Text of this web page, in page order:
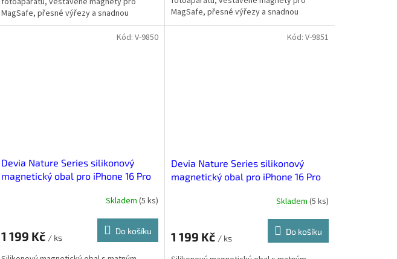
MagSafe, přesné výřezy a snadnou
manipulaci. Vyroben z...
MagSafe, přesné výřezy a snadnou
manipulaci. Vyroben z...
Devia Nature Series silikonový
magnetický obal pro iPhone 16 Pro
Skladem (5 ks)
1 199 Kč / ks
Do košíku
Kód: V-9850
Devia Nature Series silikonový
magnetický obal pro iPhone 16 Pro
Skladem (5 ks)
1 199 Kč / ks
Do košíku
Kód: V-9851